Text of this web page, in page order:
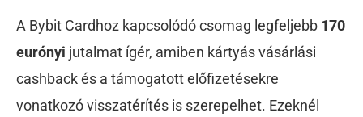
A Bybit Cardhoz kapcsolódó csomag legfeljebb 170
eurónyi jutalmat ígér, amiben kártyás vásárlási
cashback és a támogatott előfizetésekre
vonatkozó visszatérítés is szerepelhet. Ezeknél